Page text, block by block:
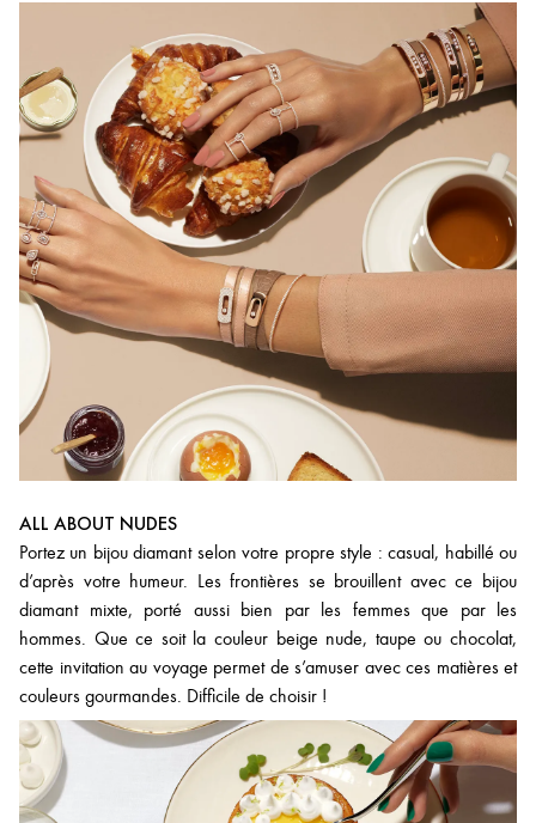
ALL ABOUT NUDES
Portez un bijou diamant selon votre propre style : casual, habillé ou
d’après votre humeur. Les frontières se brouillent avec ce bijou
diamant mixte, porté aussi bien par les femmes que par les
hommes. Que ce soit la couleur beige nude, taupe ou chocolat,
cette invitation au voyage permet de s’amuser avec ces matières et
couleurs gourmandes. Difficile de choisir !